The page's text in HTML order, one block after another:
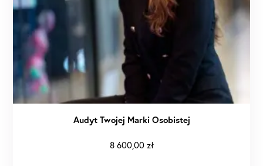
Audyt Twojej Marki Osobistej
8 600,00 zł